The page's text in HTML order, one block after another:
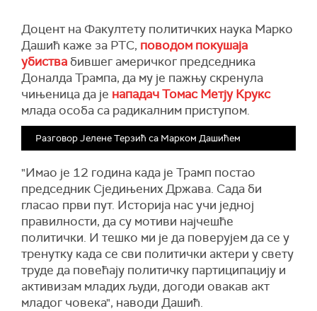
Доцент на Факултету политичких наука Марко
Дашић каже за РТС, поводом покушаја
убиства бившег америчког председника
Доналда Трампа, да му је пажњу скренула
чињеница да је нападач Томас Метју Крукс
млада особа са радикалним приступом.
Разговор Јелене Терзић са Марком Дашићем
"Имао је 12 година када је Трамп постао
председник Сједињених Држава. Сада би
гласао први пут. Историја нас учи једној
правилности, да су мотиви најчешће
политички. И тешко ми је да поверујем да се у
тренутку када се сви политички актери у свету
труде да повећају политичку партиципацију и
активизам младих људи, догоди овакав акт
младог човека", наводи Дашић.